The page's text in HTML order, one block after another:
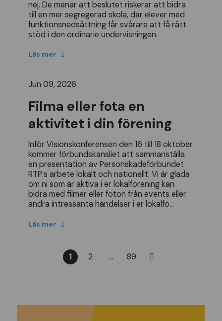
nej.De menaratt beslutet riskeraratt bidra
till en mersegregerad skola,därelevermed
funktionsnedsättningfårsvårare att fårätt
stöd i den ordinarie undervisningen.
Läs mer
Jun 09, 2026
Filma eller fota en
aktivitet i din förening
InförVisionskonferensen den 16 till 18 oktober
kommerförbundskansliet att sammanställa
en presentation av Personskadeförbundet
RTP:s arbete lokalt och nationellt.Vi ärglada
om ni som äraktiva i erlokalföreningkan
bidra med filmerellerfoton från events eller
andra intressanta händelseri erlokalfö...
Läs mer
1 2 … 89